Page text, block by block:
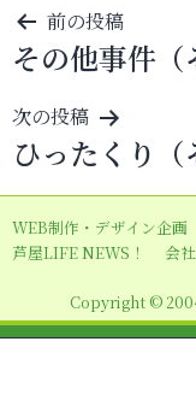
投
稿
ナ
ビ
ゲ
ー
シ
ン
前の投稿
その他事件
次の投稿
ひったくり
WEB制作・デザイン企画
芦屋LIFE NEWS！
会
Copyright ©